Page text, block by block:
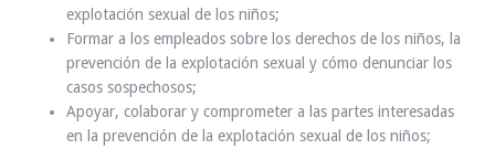
explotación sexual de los niños;
Formar a los empleados sobre los derechos de los niños, la
prevención de la explotación sexual y cómo denunciar los
casos sospechosos;
Apoyar, colaborar y comprometer a las partes interesadas
en la prevención de la explotación sexual de los niños;